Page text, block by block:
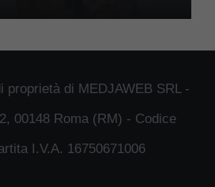
proprietà di MEDJAWEB SRL -
00148 Roma (RM) - Codice
I.V.A. 16750671006